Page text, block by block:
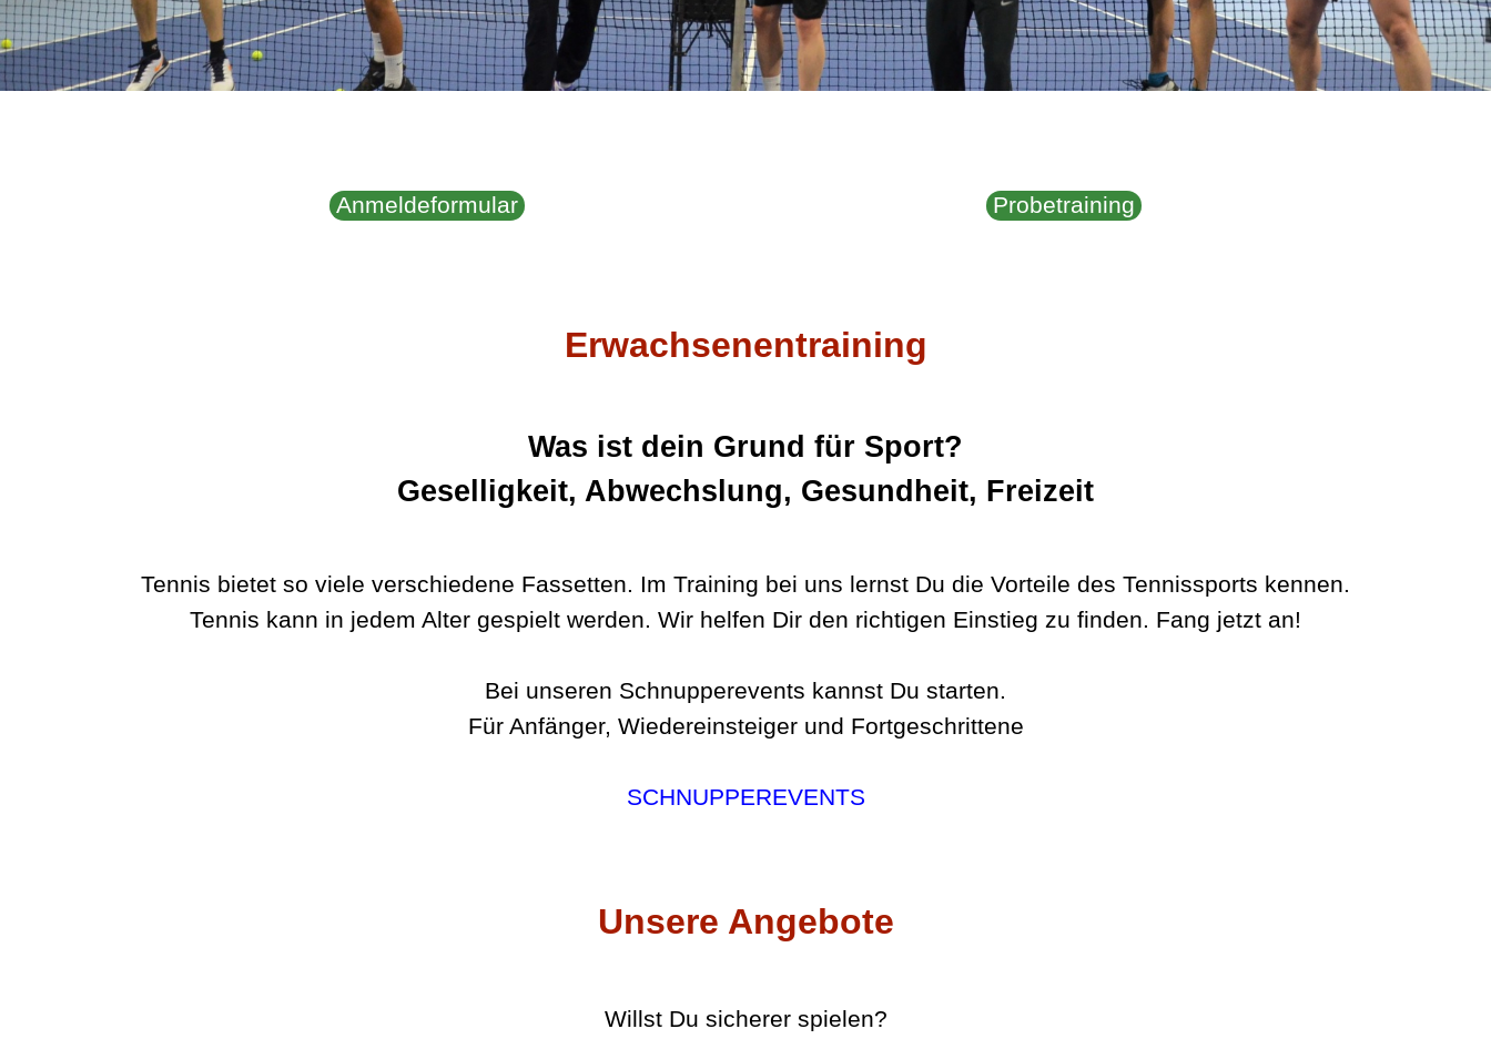
Probetraining
Anmeldeformular
Erwachsenentraining
Was ist dein Grund für Sport?
Geselligkeit, Abwechslung, Gesundheit, Freizeit
Tennis bietet so viele verschiedene Fassetten. Im Training bei uns lernst Du die Vorteile des Tennissports kennen.
Tennis kann in jedem Alter gespielt werden. Wir helfen Dir den richtigen Einstieg zu finden. Fang jetzt an!
Bei unseren Schnupperevents kannst Du starten.
Für Anfänger, Wiedereinsteiger und Fortgeschrittene
SCHNUPPEREVENTS
Unsere Angebote
Willst Du sicherer spielen?